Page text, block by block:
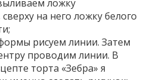
ложку
на него ложку белого
рисуем линии. Затем
проводим линии. В
торта «Зебра» я